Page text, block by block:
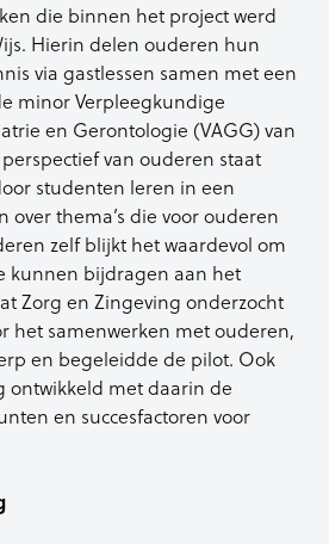
die binnen het project werd
Hierin delen ouderen hun
via gastlessen samen met een
minor Verpleegkundige
en Gerontologie (VAGG) van
van ouderen staat
studenten leren in een
over thema’s die voor ouderen
zelf blijkt het waardevol om
kunnen bijdragen aan het
Zorg en Zingeving onderzocht
het samenwerken met ouderen,
en begeleidde de pilot. Ook
ontwikkeld met daarin de
en succesfactoren voor